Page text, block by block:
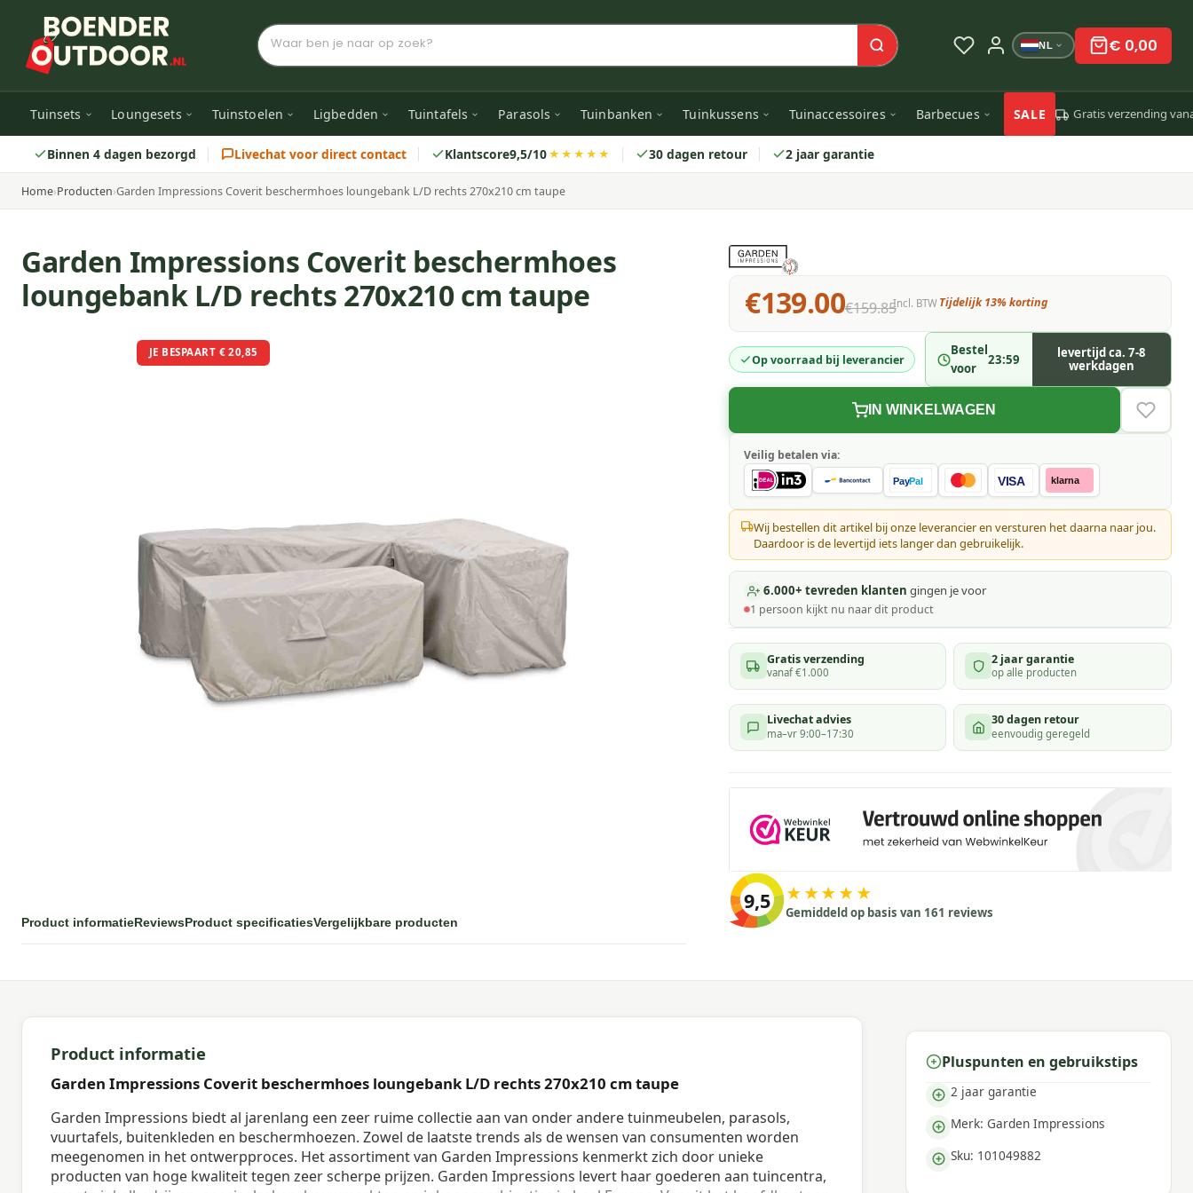
NL € 0,00
Tuinsets Loungesets Tuinstoelen Ligbedden Tuintafels Parasols Tuinbanken Tuinkussens Tuinaccessoires Barbecues SALE Gratis verzending
Binnen 4 dagen bezorgd Livechat voor direct contact Klantscore9,5/10★★★★★ 30 dagen retour 2 jaar garantie
Home›Producten›Garden Impressions Coverit beschermhoes loungebank L/D rechts 270x210 cm taupe
Garden Impressions Coverit beschermhoes
loungebank L/D rechts 270x210 cm taupe
JE BESPAART € 20,85
Product informatieReviewsProduct specificatiesVergelijkbare producten
€139.00€159.85Incl. BTW Tijdelijk 13% korting
Op voorraad bij leverancier
Bestel
voor
23:59
levertijd ca. 7-8
werkdagen
IN WINKELWAGEN
Veilig betalen via:
PayPal VISA klarna
Wij bestellen dit artikel bij onze leverancier en versturen het daarna naar jou.
Daardoor is de levertijd iets langer dan gebruikelijk.
6.000+ tevreden klanten gingen je voor
1 persoon kijkt nu naar dit product
Gratis verzending
vanaf €1.000
2 jaar garantie
op alle producten
Livechat advies
ma–vr 9:00–17:30
30 dagen retour
eenvoudig geregeld
9,5 ★★★★★
Gemiddeld op basis van 161 reviews
Product informatie
Garden Impressions Coverit beschermhoes loungebank L/D rechts 270x210 cm taupe
Garden Impressions biedt al jarenlang een zeer ruime collectie aan van onder andere tuinmeubelen, parasols,
vuurtafels, buitenkleden en beschermhoezen. Zowel de laatste trends als de wensen van consumenten worden
meegenomen in het ontwerpproces. Het assortiment van Garden Impressions kenmerkt zich door unieke
producten van hoge kwaliteit tegen zeer scherpe prijzen. Garden Impressions levert haar goederen aan tuincentra,
Pluspunten en gebruikstips
2 jaar garantie
Merk: Garden Impressions
Sku: 101049882